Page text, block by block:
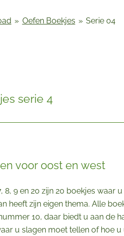
» Oefen Boekjes » Serie 04
serie 4
voor oost en west
8, 9 en 20 zijn 20 boekjes waar
heeft zijn eigen thema. Alle
10, daar biedt u aan de
u slagen moet tellen of hoe